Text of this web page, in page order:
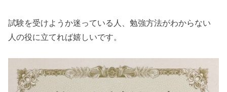
試験を受けようか迷っている人、勉強方法がわからない
人の役に立てれば嬉しいです。